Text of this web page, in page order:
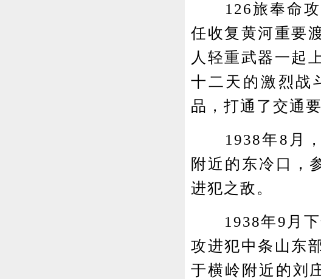
126旅奉命攻
任收复黄河重要
人轻重武器一起
十二天的激烈战
品，打通了交通
1938年8月，
附近的东冷口，
进犯之敌。
1938年9月下
攻进犯中条山东
于横岭附近的刘